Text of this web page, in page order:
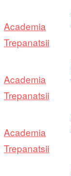
Academia
Trepanatsii
Academia
Trepanatsii
Academia
Trepanatsii